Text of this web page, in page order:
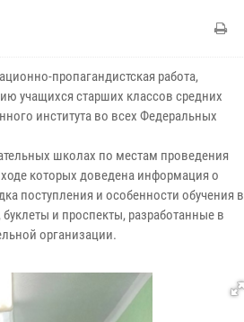
пропагандистская работа,
учащихся старших классов средних
института во всех Федеральных
школах по местам проведения
которых доведена информация о
поступления и особенности обучения в
и проспекты, разработанные в
организации.